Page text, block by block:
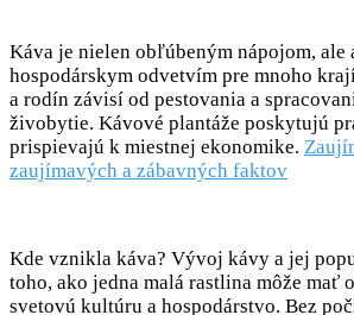
Káva je nielen obľúbeným nápojom, ale
hospodárskym odvetvím pre mnoho
a rodín závisí od pestovania a
živobytie. Kávové plantáže poskytujú
prispievajú k miestnej ekonomike.
zaujímavých a zábavných faktov
Kde vznikla káva? Vývoj kávy a jej
toho, ako jedna malá rastlina môže mať
svetovú kultúru a hospodárstvo. Bez